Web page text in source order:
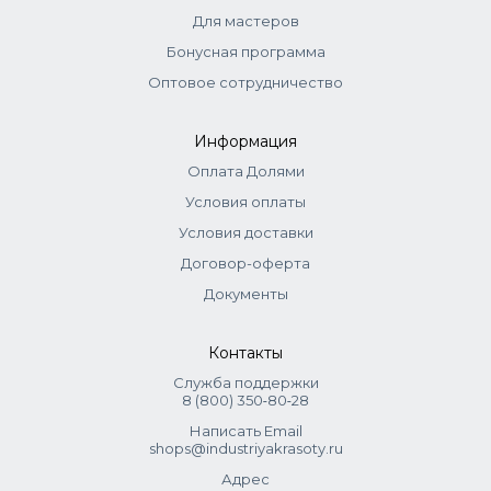
Aqua, Snail Secretion Filtrate, Glycerin, Phenoxyethanol,
Panthenol, Cellulose Gum, Chondrus Crispus Powder,
Glabra Root Extract, PEG-40 Hydrogenated Castor Oil,
Hyaluronate, Parfum, Caprylyl Glycol, Phenethyl Alcohol,
Hexyl Cinnamal, Linalool.
Для мастеров
Бонусная программа
Оптовое сотрудничество
Информация
Оплата Долями
Условия оплаты
Условия доставки
Договор-оферта
Документы
Контакты
Служба поддержки
8 (800) 350‑80‑28
Написать Email
shops@industriyakrasoty.ru
Адрес